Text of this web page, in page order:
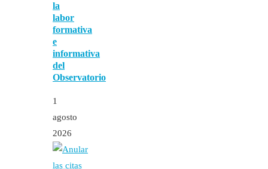
la
labor
formativa
e
informativa
del
Observatorio
1
agosto
2026